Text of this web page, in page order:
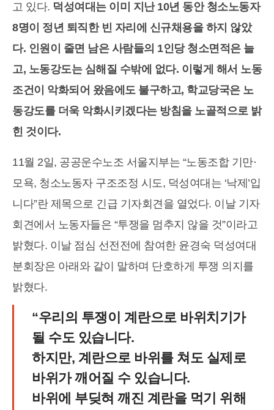
고 있다. 덕성여대는 이미 지난 10년 동안 청소노동자
8명이 정년 퇴직한 빈 자리에 신규채용을 하지 않았
다. 인원이 줄면 남은 사람들의 1인당 청소면적은 늘
고, 노동강도는 심해질 수밖에 없다. 이렇게 해서 노동
조건이 악화되어 왔음에도 불구하고, 학교당국은 노
동강도를 더욱 악화시키겠다는 방침을 노골적으로 밝
힌 것이다.
11월 2일, 공공운수노조 서울지부는 “노동조합 기만⋅
모욕, 청소노동자 구조조정 시도, 덕성여대는 ‘낙제’입
니다”란 제목으로 긴급 기자회견을 열었다. 이날 기자
회견에서 노동자들은 “투쟁을 멈추지 않을 것”이라고
밝혔다. 이날 점심 선전전에 참여한 윤경숙 덕성여대
분회장은 아래와 같이 말하며 단호하게 투쟁 의지를
밝혔다.
“우리의 투쟁이 계란으로 바위치기가
될 수도 있습니다.
하지만, 계란으로 바위를 쳐도 실제로
바위가 깨어질 수 있습니다.
바위에 부딪혀 깨진 계란을 먹기 위해